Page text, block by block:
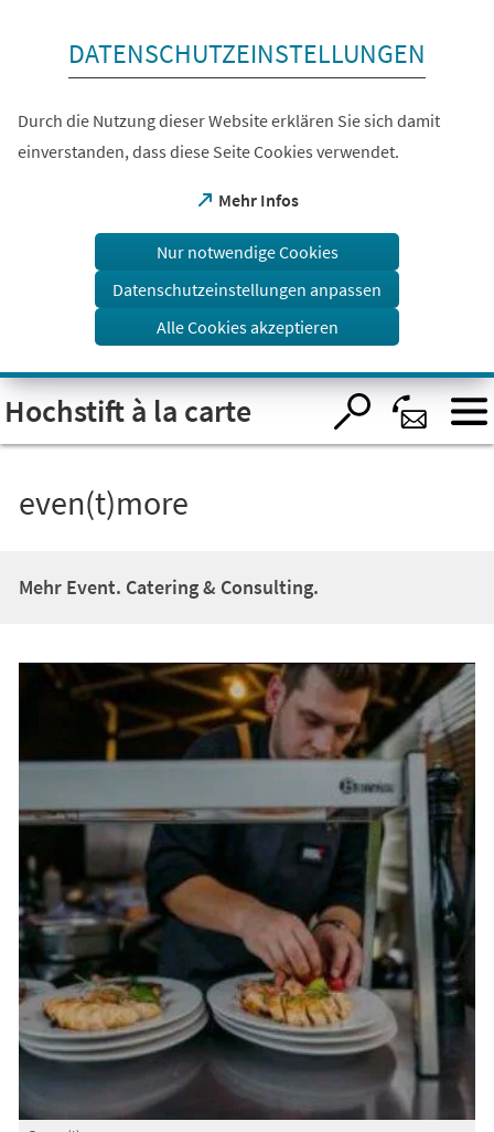
Visuelle
Assistenzsoftware
öffnen.
DATENSCHUTZEINSTELLUNGEN
Durch die Nutzung dieser Website erklären Sie sich damit
einverstanden, dass diese Seite Cookies verwendet.
Mehr Infos
(Öffnet
einem
Tab)
Nur notwendige Cookies
Datenschutzeinstellungen anpassen
Alle Cookies akzeptieren
Hochstift à la carte
even(t)more
Mehr Event. Catering & Consulting.